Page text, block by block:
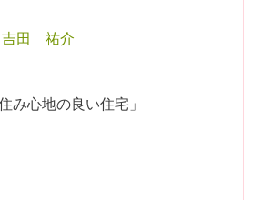
吉田 祐介
み心地の良い住宅」